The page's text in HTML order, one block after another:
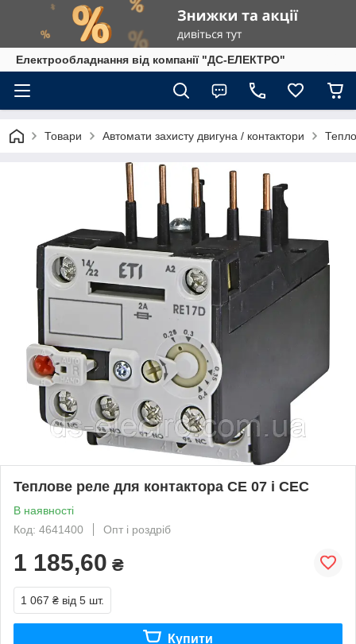
Електрообладнання від компанії "ДС-ЕЛЕКТРО"
Товари Автомати захисту двигуна / контактори
Теплове реле для контактора CE 07 і CEC
В наявності
Код: 4641400
Опт і роздріб
1 185,60 ₴
1 067 ₴ від 5 шт.
Купити